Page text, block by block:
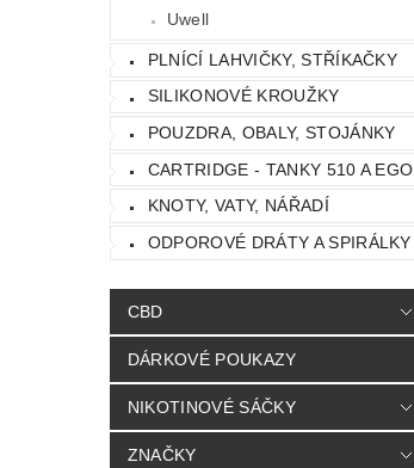
Uwell
PLNÍCÍ LAHVIČKY, STŘÍKAČKY
SILIKONOVÉ KROUŽKY
POUZDRA, OBALY, STOJÁNKY
CARTRIDGE - TANKY 510 A EGO
KNOTY, VATY, NÁŘADÍ
ODPOROVÉ DRÁTY A SPIRÁLKY
CBD
DÁRKOVÉ POUKAZY
NIKOTINOVÉ SÁČKY
ZNAČKY